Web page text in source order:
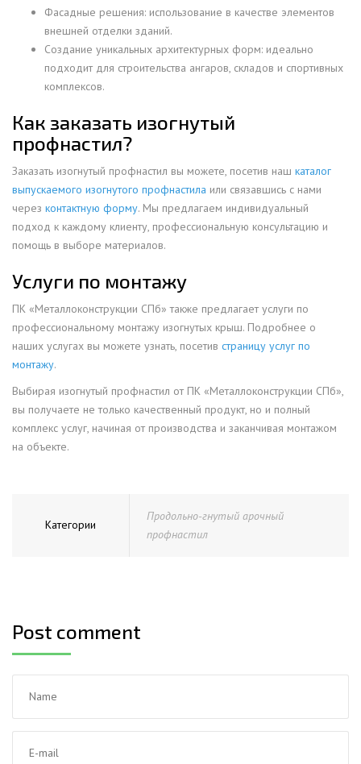
Фасадные решения: использование в качестве элементов
внешней отделки зданий.
Создание уникальных архитектурных форм: идеально
подходит для строительства ангаров, складов и спортивных
комплексов.
Как заказать изогнутый
профнастил?
Заказать изогнутый профнастил вы можете, посетив наш каталог
выпускаемого изогнутого профнастила или связавшись с нами
через контактную форму. Мы предлагаем индивидуальный
подход к каждому клиенту, профессиональную консультацию и
помощь в выборе материалов.
Услуги по монтажу
ПК «Металлоконструкции СПб» также предлагает услуги по
профессиональному монтажу изогнутых крыш. Подробнее о
наших услугах вы можете узнать, посетив страницу услуг по
монтажу.
Выбирая изогнутый профнастил от ПК «Металлоконструкции СПб»,
вы получаете не только качественный продукт, но и полный
комплекс услуг, начиная от производства и заканчивая монтажом
на объекте.
Категории
Продольно-гнутый арочный
профнастил
Post comment